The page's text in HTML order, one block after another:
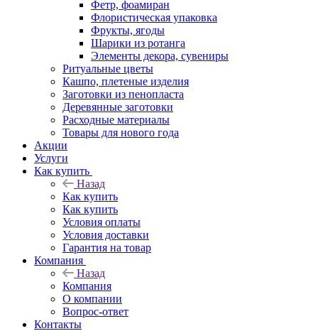
Фетр, фоамиран
Флористическая упаковка
Фрукты, ягоды
Шарики из ротанга
Элементы декора, сувениры
Ритуальные цветы
Кашпо, плетеные изделия
Заготовки из пенопласта
Деревянные заготовки
Расходные материалы
Товары для нового года
Акции
Услуги
Как купить
Назад
Как купить
Как купить
Условия оплаты
Условия доставки
Гарантия на товар
Компания
Назад
Компания
О компании
Вопрос-ответ
Контакты